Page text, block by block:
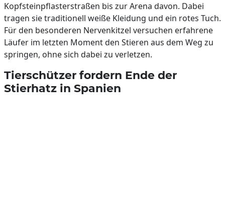
Kopfsteinpflasterstraßen bis zur Arena davon. Dabei
tragen sie traditionell weiße Kleidung und ein rotes Tuch.
Für den besonderen Nervenkitzel versuchen erfahrene
Läufer im letzten Moment den Stieren aus dem Weg zu
springen, ohne sich dabei zu verletzen.
Tierschützer fordern Ende der
Stierhatz in Spanien